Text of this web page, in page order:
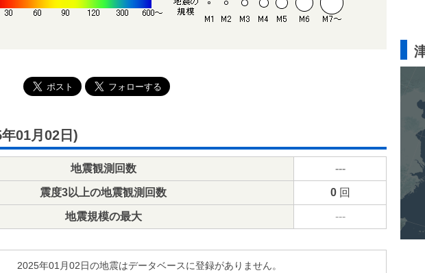
01月02日)
地震観測回数 ---
震度3以上の地震観測回数 0回
地震規模の最大 ---
2025年01月02日の地震はデータベースに登録がありません。